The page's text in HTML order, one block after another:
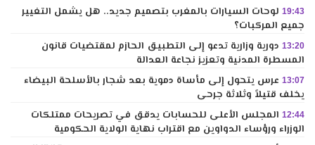
19:43 لوحات السيارات بالمغرب بتصميم جديد.. هل يشمل التغيير
جميع المركبات؟
13:20 دورية وزارية تدعو إلى التطبيق الحازم لمقتضيات قانون
المسطرة المدنية وتعزيز نجاعة العدالة
13:07 عرس يتحول إلى مأساة دموية بعد شجار بالأسلحة البيضاء
يخلف قتيلاً وثلاثة جرحى
12:44 المجلس الأعلى للحسابات يدقق في تصريحات ممتلكات
الوزراء ورؤساء الدواوين مع اقتراب نهاية الولاية الحكومية